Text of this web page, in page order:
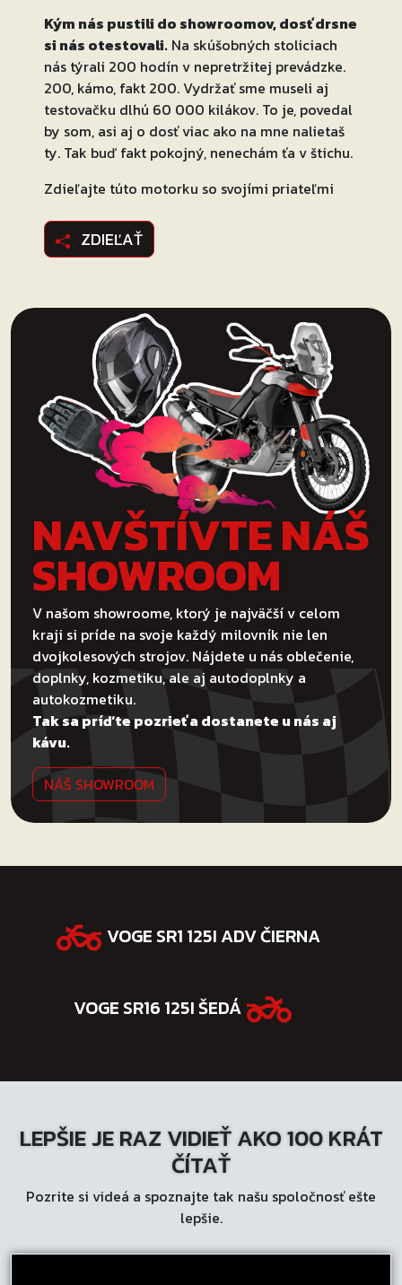
Kým nás pustili do showroomov, dosť drsne
si nás otestovali. Na skúšobných stoliciach
nás týrali 200 hodín v nepretržitej prevádzke.
200, kámo, fakt 200. Vydržať sme museli aj
testovačku dlhú 60 000 kilákov. To je, povedal
by som, asi aj o dosť viac ako na mne nalietaš
ty. Tak buď fakt pokojný, nenechám ťa v štichu.
Zdieľajte túto motorku so svojími priateľmi
ZDIEĽAŤ
NAVŠTÍVTE NÁŠ
SHOWROOM
V našom showroome, ktorý je najväčší v celom
kraji si príde na svoje každý milovník nie len
dvojkolesových strojov. Nájdete u nás oblečenie,
doplnky, kozmetiku, ale aj autodoplnky a
autokozmetiku.
Tak sa príďte pozrieť a dostanete u nás aj
kávu.
NÁŠ SHOWROOM
VOGE SR1 125I ADV ČIERNA
VOGE SR16 125I ŠEDÁ
LEPŠIE JE RAZ VIDIEŤ AKO 100 KRÁT
ČÍTAŤ
Pozrite si videá a spoznajte tak našu spoločnosť ešte
lepšie.